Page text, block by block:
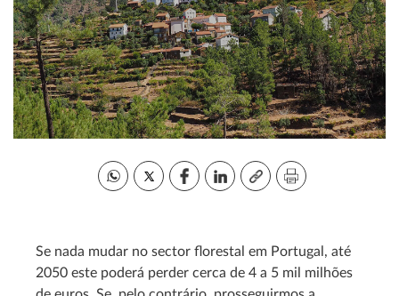
Se nada mudar no sector florestal em Portugal, até
2050 este poderá perder cerca de 4 a 5 mil milhões